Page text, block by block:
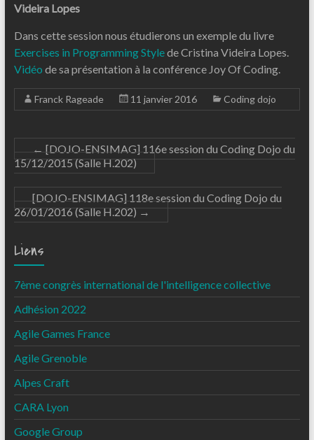
Videira Lopes
Dans cette session nous étudierons un exemple du livre
Exercises in Programming Stylede Cristina Videira Lopes.
Vidéo de sa présentation à la conférence Joy Of Coding.
Franck Rageade 11 janvier 2016 Coding dojo
←[DOJO-ENSIMAG] 116e session du Coding Dojo du
15/12/2015 (Salle H.202)
[DOJO-ENSIMAG] 118e session du Coding Dojo du
26/01/2016 (Salle H.202)→
Liens
7ème congrès international de l'intelligence collective
Adhésion 2022
Agile Games France
Agile Grenoble
Alpes Craft
CARA Lyon
Google Group